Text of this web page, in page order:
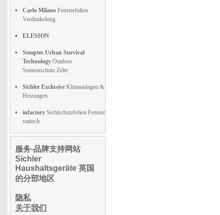
Carlo Milano Fensterfolien
Verdunkelung
ELESION
Semptec Urban Survival
Technology Outdoor
Sonnenschutz Zelte
Sichler Exclusive Klimaanlagen &
Heizungen
infactory Sichtschutzfolien Fenster
statisch
服务-品牌支持网站
Sichler
Haushaltsgeräte 英国
的分部地区
隐私
关于我们